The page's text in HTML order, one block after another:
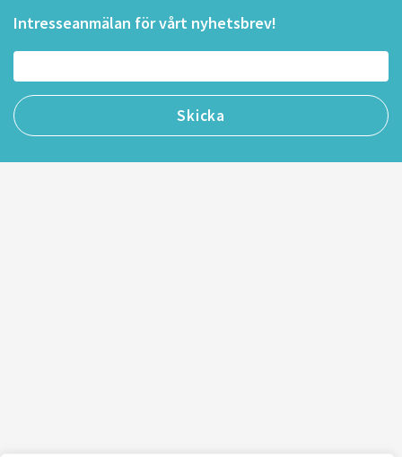
Intresseanmälan för vårt nyhetsbrev!